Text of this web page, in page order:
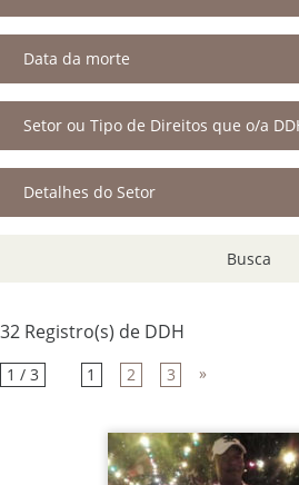
Data da morte
Setor ou Tipo de Direitos que o/a
Detalhes do Setor
Busca
32 Registro(s) de DDH
1 / 3 1 2 3 »